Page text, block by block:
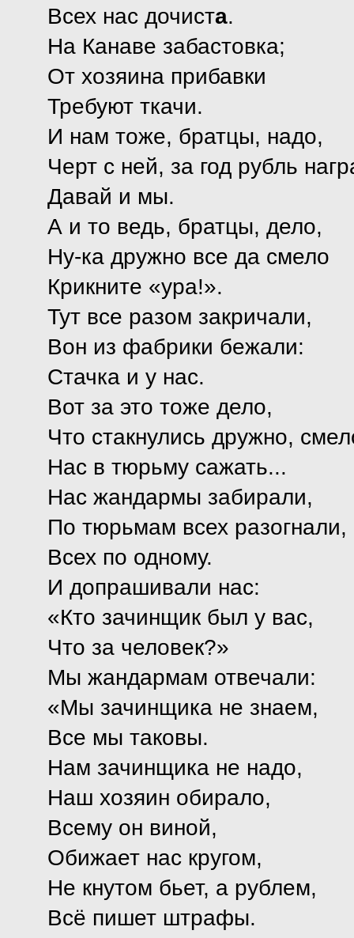
Всех нас дочиста.
На Канаве забастовка;
От хозяина прибавки
Требуют ткачи.
И нам тоже, братцы, надо,
Черт с ней, за год рубль
Давай и мы.
А и то ведь, братцы, дело,
Ну-ка дружно все да смело
Крикните «ура!».
Тут все разом закричали,
Вон из фабрики бежали:
Стачка и у нас.
Вот за это тоже дело,
Что стакнулись дружно,
Нас в тюрьму сажать...
Нас жандармы забирали,
По тюрьмам всех разогнали,
Всех по одному.
И допрашивали нас:
«Кто зачинщик был у вас,
Что за человек?»
Мы жандармам отвечали:
«Мы зачинщика не знаем,
Все мы таковы.
Нам зачинщика не надо,
Наш хозяин обирало,
Всему он виной,
Обижает нас кругом,
Не кнутом бьет, а рублем,
Всё пишет штрафы.